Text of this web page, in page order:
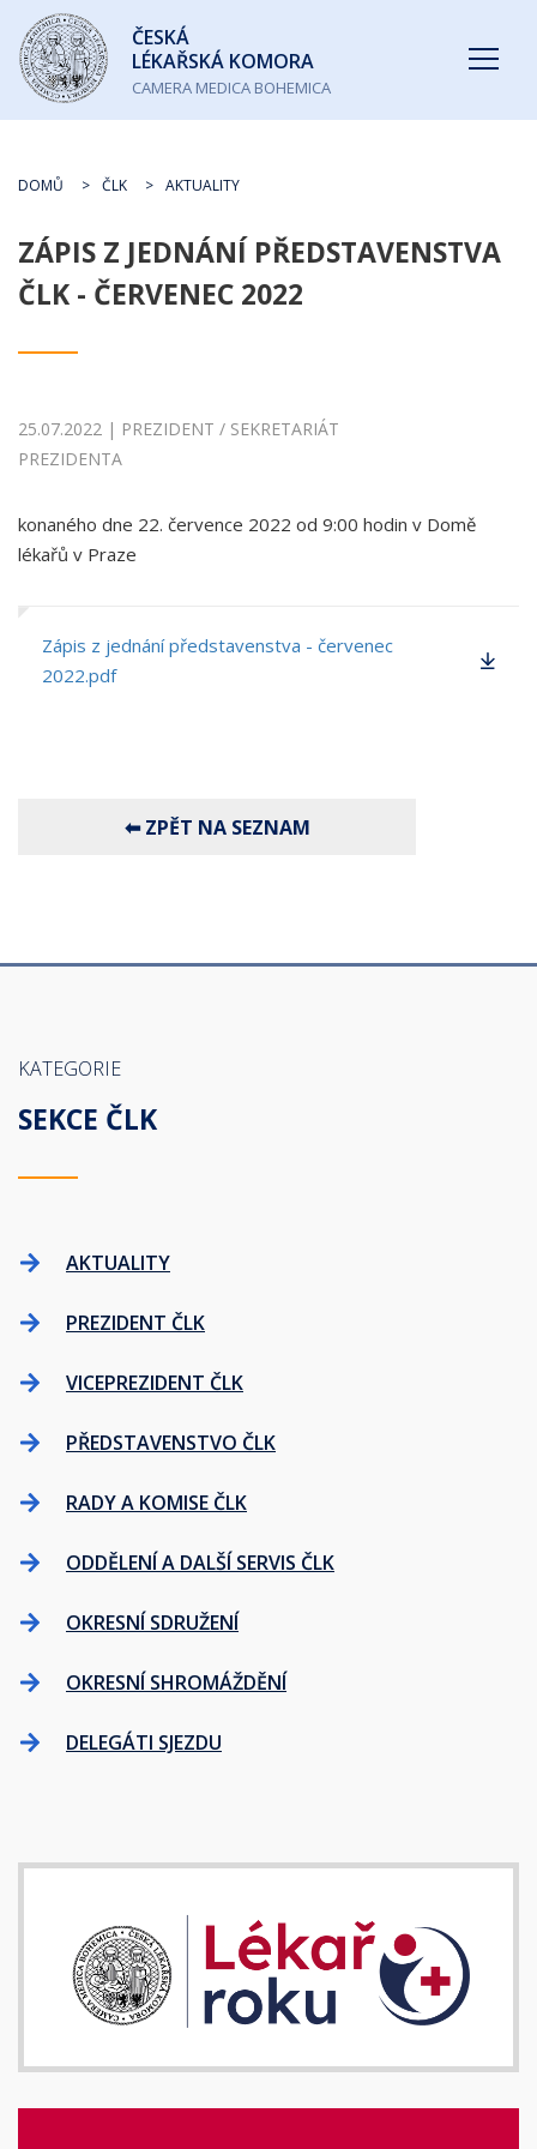
Česká
lékařská
komora
ČESKÁ
LÉKAŘSKÁ KOMORA
CAMERA MEDICA BOHEMICA
DOMŮ ČLK AKTUALITY
ZÁPIS Z JEDNÁNÍ PŘEDSTAVENSTVA
ČLK - ČERVENEC 2022
25.07.2022 | PREZIDENT / SEKRETARIÁT
PREZIDENTA
konaného dne 22. července 2022 od 9:00 hodin v Domě
lékařů v Praze
Zápis z jednání představenstva - červenec
2022.pdf
KATEGORIE
SEKCE ČLK
AKTUALITY
PREZIDENT ČLK
VICEPREZIDENT ČLK
PŘEDSTAVENSTVO ČLK
RADY A KOMISE ČLK
ODDĚLENÍ A DALŠÍ SERVIS ČLK
OKRESNÍ SDRUŽENÍ
OKRESNÍ SHROMÁŽDĚNÍ
DELEGÁTI SJEZDU